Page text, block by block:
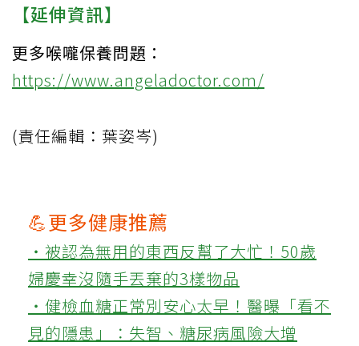
【延伸資訊】
更多喉嚨保養問題：
https://www.angeladoctor.com/
(責任編輯：葉姿岑)
💪更多健康推薦
‧被認為無用的東西反幫了大忙！50歲
婦慶幸沒隨手丟棄的3樣物品
‧健檢血糖正常別安心太早！醫曝「看不
見的隱患」：失智、糖尿病風險大增